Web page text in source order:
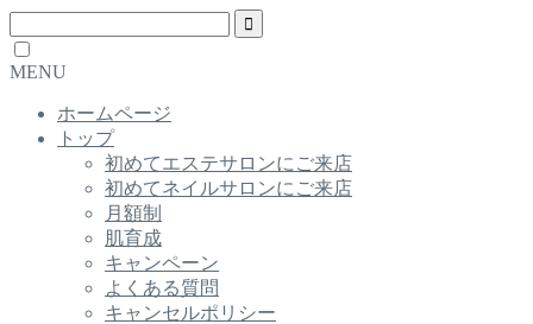
MENU
ホームページ
トップ
初めてエステサロンにご来店
初めてネイルサロンにご来店
月額制
肌育成
キャンペーン
よくある質問
キャンセルポリシー